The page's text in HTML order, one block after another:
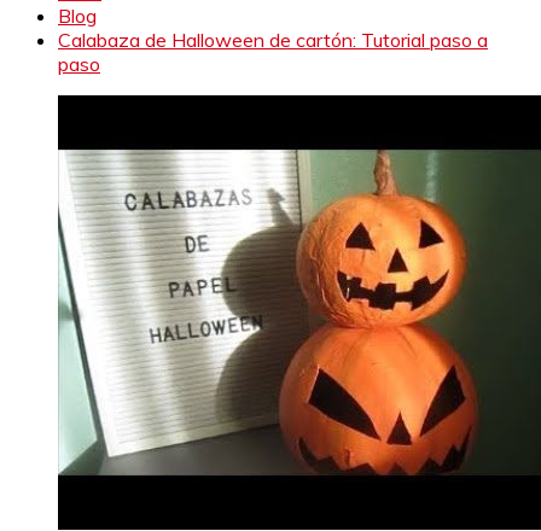
Blog
Calabaza de Halloween de cartón: Tutorial paso a
paso